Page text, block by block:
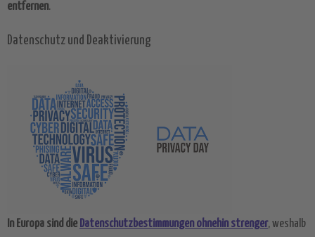
entfernen.
Datenschutz und Deaktivierung
In Europa sind die Datenschutzbestimmungen ohnehin strenger, weshalb